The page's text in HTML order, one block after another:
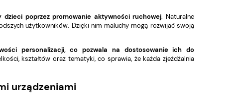
poprzez promowanie aktywności ruchowej. Naturalne
użytkowników. Dzięki nim maluchy mogą rozwijać swoją
personalizacji, co pozwala na dostosowanie ich do
kształtów oraz tematyki, co sprawia, że każda zjeżdżalnia
urządzeniami